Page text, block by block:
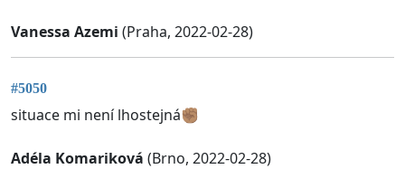
Vanessa Azemi (Praha, 2022-02-28)
#5050
situace mi není lhostejná✊🏽
Adéla Komariková (Brno, 2022-02-28)